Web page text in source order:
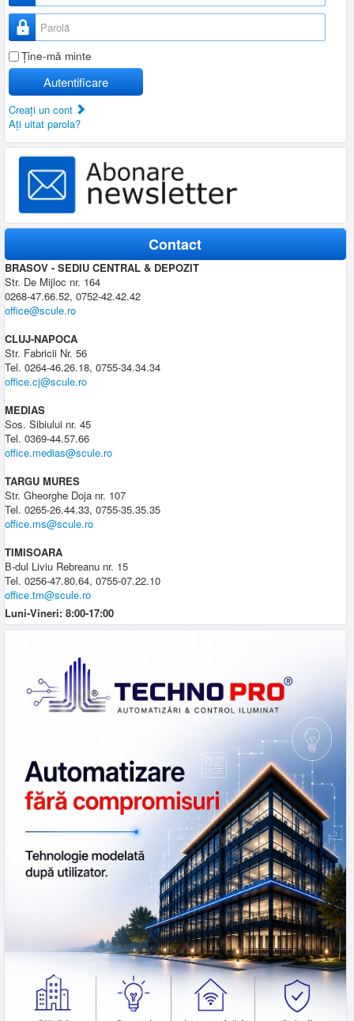
Parolă
Ţine-mă minte
Autentificare
Creaţi un cont
Aţi uitat parola?
Contact
BRASOV - SEDIU CENTRAL & DEPOZIT
Str. De Mijloc nr. 164
0268-47.66.52, 0752-42.42.42
office@scule.ro
CLUJ-NAPOCA
Str. Fabricii Nr. 56
Tel. 0264-46.26.18, 0755-34.34.34
office.cj@scule.ro
MEDIAS
Sos. Sibiului nr. 45
Tel. 0369-44.57.66
office.medias@scule.ro
TARGU MURES
Str. Gheorghe Doja nr. 107
Tel. 0265-26.44.33, 0755-35.35.35
office.ms@scule.ro
TIMISOARA
B-dul Liviu Rebreanu nr. 15
Tel. 0256-47.80.64, 0755-07.22.10
office.tm@scule.ro
Luni-Vineri: 8:00-17:00